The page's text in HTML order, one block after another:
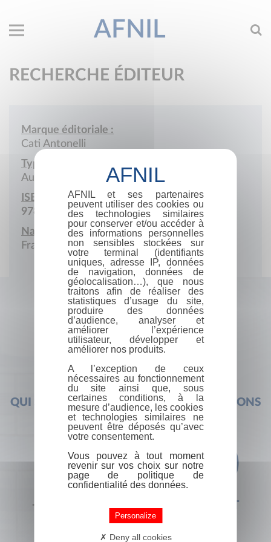
AFNIL
RECHERCHE ÉDITEUR
Marque éditoriale :
Cati Antonelli
Type de société :
Auto-édition
ISBN :
978-2-9599153
Nationalité :
France
QUI SOMMES-NOUS ? FOIRE AUX QUESTIONS
+33 (0) 1 44 41 29 19 CONTACT
AFNIL et ses partenaires
peuvent utiliser des cookies ou
des technologies similaires
pour conserver et/ou accéder à
des informations personnelles
non sensibles stockées sur
votre terminal (identifiants
uniques, adresse IP, données
de navigation, données de
géolocalisation…), que nous
traitons afin de réaliser des
statistiques d’usage du site,
produire des données
d’audience, analyser et
améliorer l’expérience
utilisateur, développer et
améliorer nos produits.
A l’exception de ceux
nécessaires au fonctionnement
du site ainsi que, sous
certaines conditions, à la
mesure d’audience, les cookies
et technologies similaires ne
peuvent être déposés qu’avec
votre consentement.
Vous pouvez à tout moment
revenir sur vos choix sur notre
page de politique de
confidentialité des données.
Personalize
Deny all cookies